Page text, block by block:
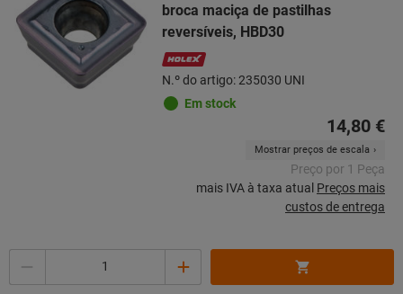
broca maciça de pastilhas
reversíveis, HBD30
N.º do artigo: 235030 UNI
Em stock
14,80 €
Mostrar preços de escala
Preço por 1 Peça
mais IVA à taxa atual Preços mais
custos de entrega